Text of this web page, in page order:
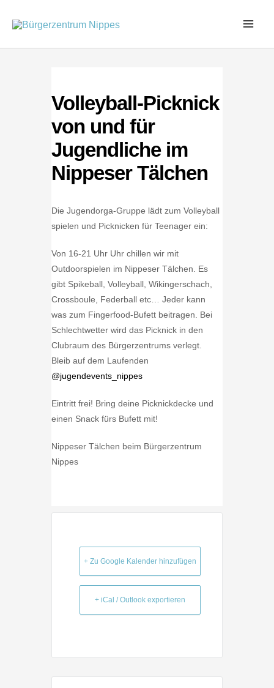
Inhalt
Volleyball-Picknick
von und für
Jugendliche im
Nippeser Tälchen
Die Jugendorga-Gruppe lädt zum Volleyball
spielen und Picknicken für Teenager ein:
Von 16-21 Uhr Uhr chillen wir mit
Outdoorspielen im Nippeser Tälchen. Es
gibt Spikeball, Volleyball, Wikingerschach,
Crossboule, Federball etc… Jeder kann
was zum Fingerfood-Bufett beitragen. Bei
Schlechtwetter wird das Picknick in den
Clubraum des Bürgerzentrums verlegt.
Bleib auf dem Laufenden
@jugendevents_nippes
Eintritt frei! Bring deine Picknickdecke und
einen Snack fürs Bufett mit!
Nippeser Tälchen beim Bürgerzentrum
Nippes
+ Zu Google Kalender hinzufügen
+ iCal / Outlook exportieren